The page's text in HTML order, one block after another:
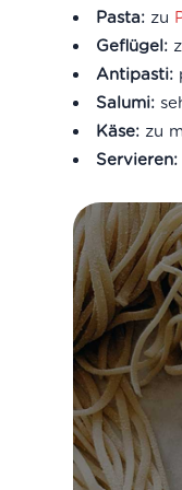
Pasta:zu
Geflügel:
Antipasti:
Salumi:
Käse:zu
Servieren: